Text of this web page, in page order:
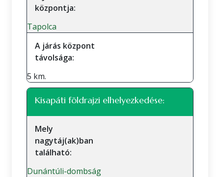
központja:
Tapolca
A járás központ
távolsága:
5 km.
Kisapáti földrajzi elhelyezkedése:
Mely
nagytáj(ak)ban
található:
Dunántúli-dombság